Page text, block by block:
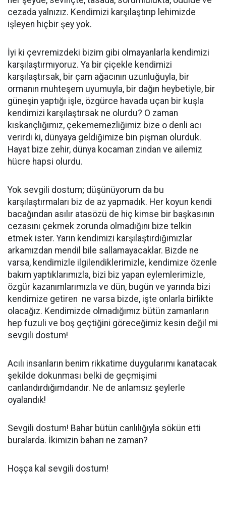
cezada yalnızız. Kendimizi karşılaştırıp lehimizde
işleyen hiçbir şey yok.
İyi ki çevremizdeki bizim gibi olmayanlarla kendimizi
karşılaştırmıyoruz. Ya bir çiçekle kendimizi
karşılaştırsak, bir çam ağacının uzunluğuyla, bir
ormanın muhteşem uyumuyla, bir dağın heybetiyle, bir
güneşin yaptığı işle, özgürce havada uçan bir kuşla
kendimizi karşılaştırsak ne olurdu? O zaman
kıskançlığımız, çekememezliğimiz bize o denli acı
verirdi ki, dünyaya geldiğimize bin pişman olurduk.
Hayat bize zehir, dünya kocaman zindan ve ailemiz
hücre hapsi olurdu.
Yok sevgili dostum; düşünüyorum da bu
karşılaştırmaları biz de az yapmadık. Her koyun kendi
bacağından asılır atasözü de hiç kimse bir başkasının
cezasını çekmek zorunda olmadığını bize telkin
etmek ister. Yarın kendimizi karşılaştırdığımızlar
arkamızdan mendil bile sallamayacaklar. Bizde ne
varsa, kendimizle ilgilendiklerimizle, kendimize özenle
bakım yaptıklarımızla, bizi biz yapan eylemlerimizle,
özgür kazanımlarımızla ve dün, bugün ve yarında bizi
kendimize getiren ne varsa bizde, işte onlarla birlikte
olacağız. Kendimizde olmadığımız bütün zamanların
hep fuzuli ve boş geçtiğini göreceğimiz kesin değil mi
sevgili dostum!
Acılı insanların benim rikkatime duygularımı kanatacak
şekilde dokunması belki de geçmişimi
canlandırdığımdandır. Ne de anlamsız şeylerle
oyalandık!
Sevgili dostum! Bahar bütün canlılığıyla sökün etti
buralarda. İkimizin baharı ne zaman?
Hoşça kal sevgili dostum!